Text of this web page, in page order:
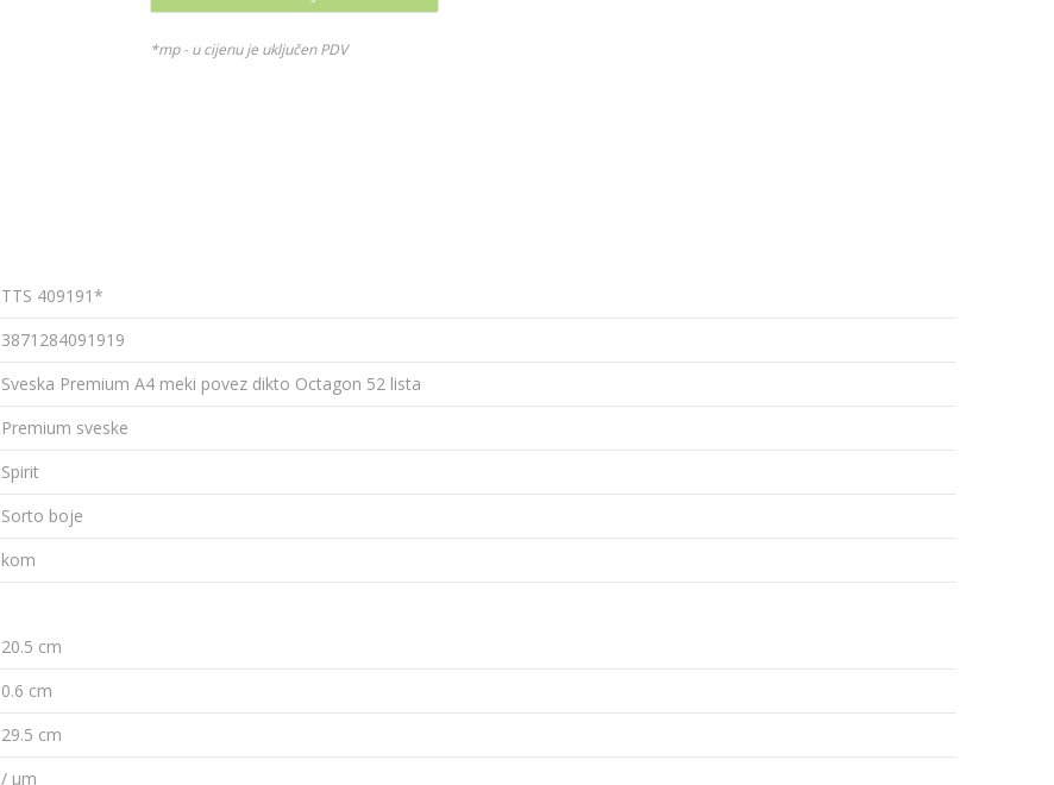
*mp - u cijenu je uključen PDV
TTS 409191*
3871284091919
Sveska Premium A4 meki povez dikto Octagon 52 lista
Premium sveske
Spirit
Sorto boje
kom
20.5 cm
0.6 cm
29.5 cm
/ µm